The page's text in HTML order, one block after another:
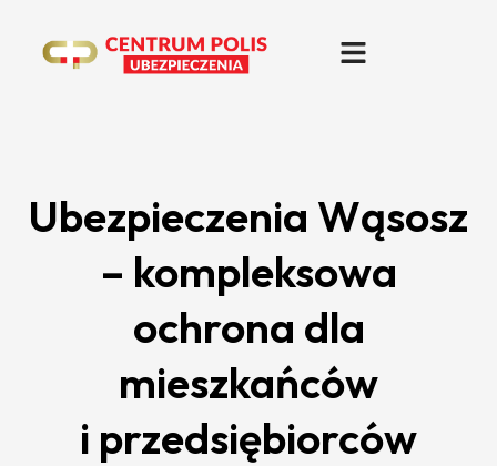
Ubezpieczenia Wąsosz
– kompleksowa
ochrona dla
mieszkańców
i przedsiębiorców